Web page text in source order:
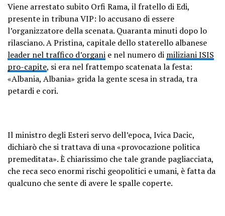
Viene arrestato subito Orfi Rama, il fratello di Edi,
presente in tribuna VIP: lo accusano di essere
l’organizzatore della scenata. Quaranta minuti dopo lo
rilasciano. A Pristina, capitale dello staterello albanese
leader nel traffico d’organi e nel numero di miliziani ISIS
pro-capite, si era nel frattempo scatenata la festa:
«Albania, Albania» grida la gente scesa in strada, tra
petardi e cori.
Il ministro degli Esteri servo dell’epoca, Ivica Dacic,
dichiarò che si trattava di una «provocazione politica
premeditata». È chiarissimo che tale grande pagliacciata,
che reca seco enormi rischi geopolitici e umani, è fatta da
qualcuno che sente di avere le spalle coperte.